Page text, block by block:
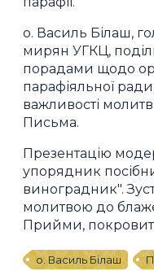
о. Василь Білаш,
мирян УГКЦ,
порадами щодо
парафіяльної
важливості
Письма.
Презентацію
упорядник
виноградник".
молитвою до
Прийми,
о. Василь Білаш